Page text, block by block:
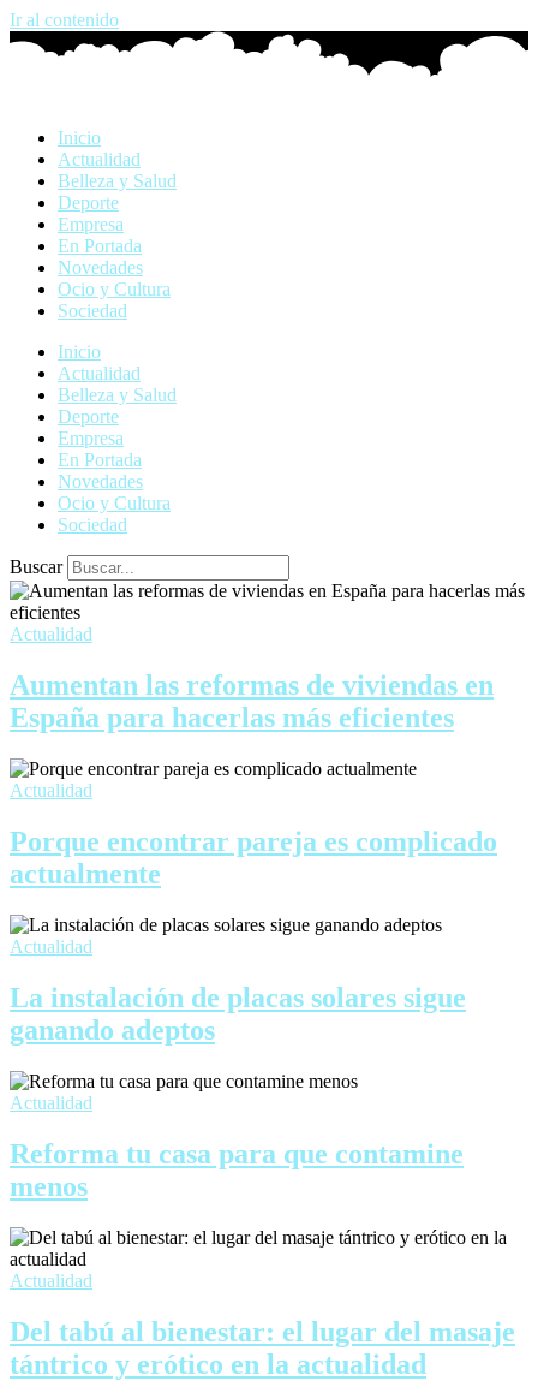
Ir al contenido
Inicio
Actualidad
Belleza y Salud
Deporte
Empresa
En Portada
Novedades
Ocio y Cultura
Sociedad
Inicio
Actualidad
Belleza y Salud
Deporte
Empresa
En Portada
Novedades
Ocio y Cultura
Sociedad
Buscar
Actualidad
Aumentan las reformas de viviendas en
España para hacerlas más eficientes
Actualidad
Porque encontrar pareja es complicado
actualmente
Actualidad
La instalación de placas solares sigue
ganando adeptos
Actualidad
Reforma tu casa para que contamine
menos
Actualidad
Del tabú al bienestar: el lugar del masaje
tántrico y erótico en la actualidad